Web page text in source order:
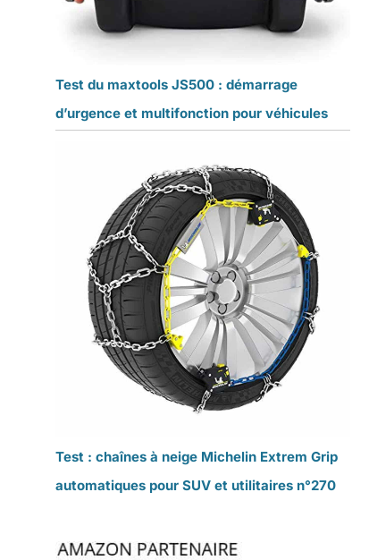
Test du maxtools JS500 : démarrage
d’urgence et multifonction pour véhicules
Test : chaînes à neige Michelin Extrem Grip
automatiques pour SUV et utilitaires n°270